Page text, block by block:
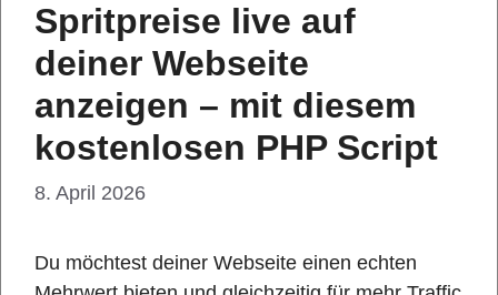
Spritpreise live auf
deiner Webseite
anzeigen – mit diesem
kostenlosen PHP Script
8. April 2026
Du möchtest deiner Webseite einen echten